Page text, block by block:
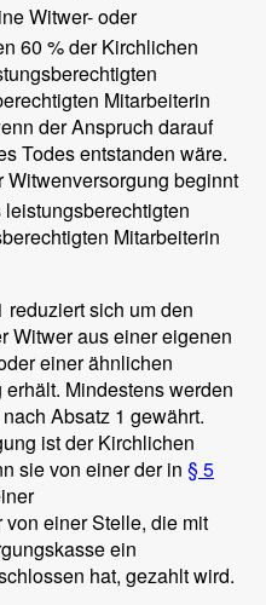
Witwer- oder
60 % der Kirchlichen
Mitarbeiterin
der Anspruch darauf
Todes entstanden wäre.
Witwenversorgung beginnt
Mitarbeiterin
sich um den
Witwer aus einer eigenen
einer ähnlichen
Mindestens werden
Absatz 1 gewährt.
ist der Kirchlichen
sie von einer der in § 5
einer Stelle, die mit
ein
hat, gezahlt wird.